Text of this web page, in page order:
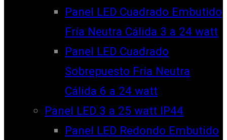
Panel LED Cuadrado Embutido
Fría Neutra Cálida 3 a 24 watt
Panel LED Cuadrado
Sobrepuesto Fría Neutra
Cálida 6 a 24 watt
Panel LED 3 a 25 watt IP44
Panel LED Redondo Embutido